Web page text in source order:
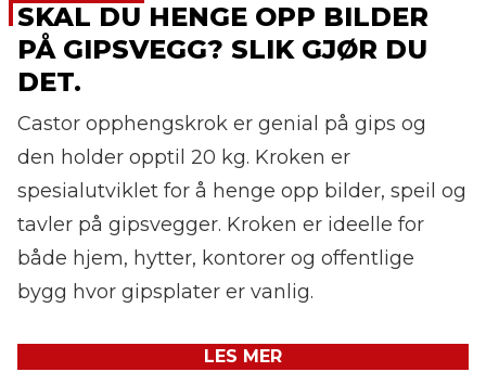
SKAL DU HENGE OPP BILDER
PÅ GIPSVEGG? SLIK GJØR DU
DET.
Castor opphengskrok er genial på gips og
den holder opptil 20 kg. Kroken er
spesialutviklet for å henge opp bilder, speil og
tavler på gipsvegger. Kroken er ideelle for
både hjem, hytter, kontorer og offentlige
bygg hvor gipsplater er vanlig.
LES MER